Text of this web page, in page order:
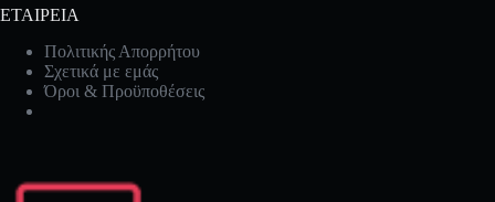
ΕΤΑΙΡΕΙΑ
Πολιτικής Απορρήτου
Σχετικά με εμάς
Όροι & Προϋποθέσεις